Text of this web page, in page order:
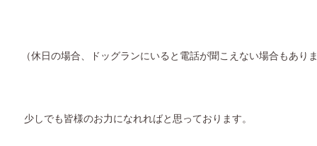
（休日の場合、ドッグランにいると電話が聞こえない場合もあり
少しでも皆様のお力になれればと思っております。